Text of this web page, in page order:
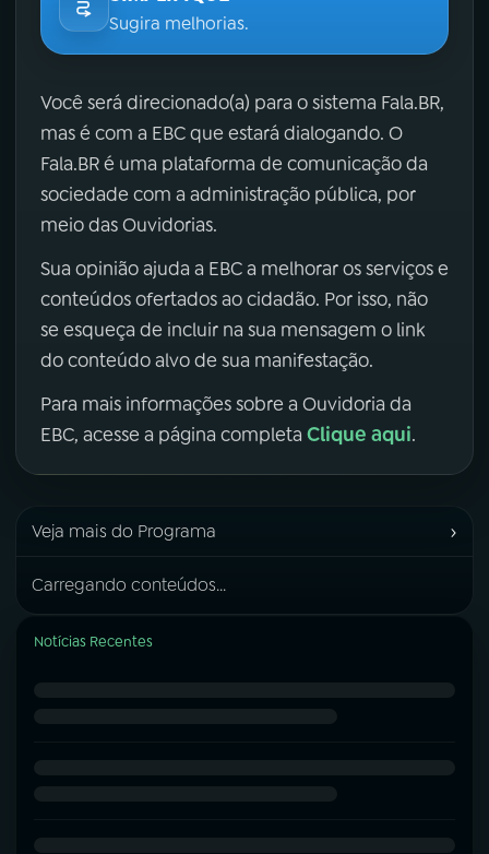
Sugira melhorias.
Você será direcionado(a) para o sistema Fala.BR,
mas é com a EBC que estará dialogando. O
Fala.BR é uma plataforma de comunicação da
sociedade com a administração pública, por
meio das Ouvidorias.
Sua opinião ajuda a EBC a melhorar os serviços e
conteúdos ofertados ao cidadão. Por isso, não
se esqueça de incluir na sua mensagem o link
do conteúdo alvo de sua manifestação.
Para mais informações sobre a Ouvidoria da
EBC, acesse a página completa Clique aqui.
Veja mais do Programa ›
Carregando conteúdos...
Notícias Recentes